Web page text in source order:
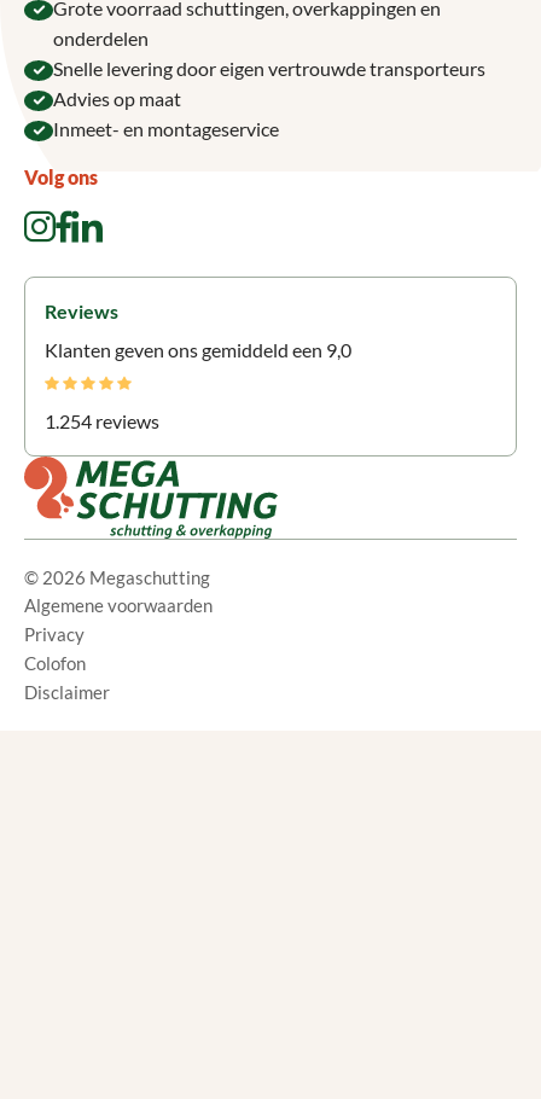
Grote voorraad schuttingen, overkappingen en
onderdelen
Snelle levering door eigen vertrouwde transporteurs
Advies op maat
Inmeet- en montageservice
Volg ons
Reviews
Klanten geven ons gemiddeld een 9,0
1.254 reviews
© 2026 Megaschutting
Algemene voorwaarden
Privacy
Colofon
Disclaimer